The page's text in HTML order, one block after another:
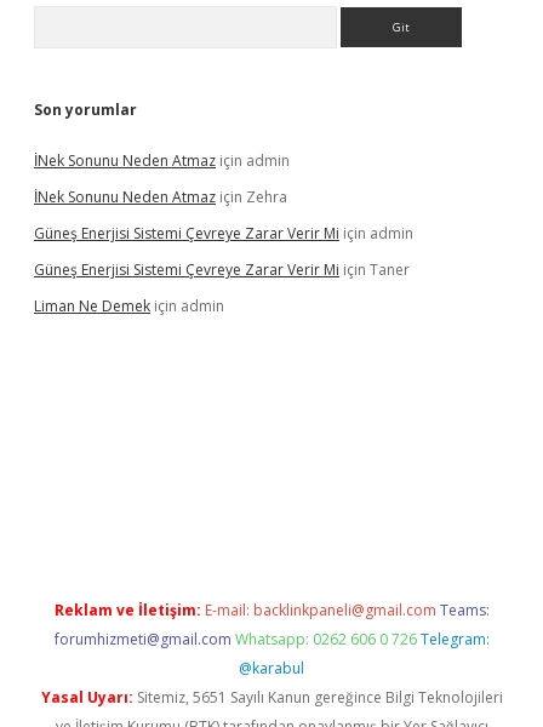
Son yorumlar
İNek Sonunu Neden Atmaz için admin
İNek Sonunu Neden Atmaz için Zehra
Güneş Enerjisi Sistemi Çevreye Zarar Verir Mi için admin
Güneş Enerjisi Sistemi Çevreye Zarar Verir Mi için Taner
Liman Ne Demek için admin
Reklam ve İletişim: E-mail: backlinkpaneli@gmail.com Teams:
forumhizmeti@gmail.com Whatsapp: 0262 606 0 726 Telegram:
@karabul
Yasal Uyarı: Sitemiz, 5651 Sayılı Kanun gereğince Bilgi Teknolojileri